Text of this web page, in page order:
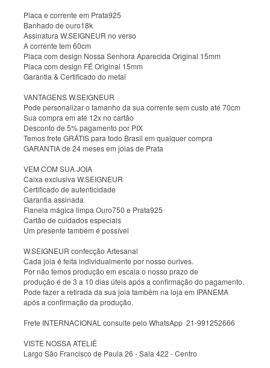
Placa e corrente em Prata925
Banhado de ouro18k
Assinatura W.SEIGNEUR no verso
A corrente tem 60cm
Placa com design Nossa Senhora Aparecida Original 15mm
Placa com design FÉ Original 15mm
Garantia & Certificado do metal
VANTAGENS W.SEIGNEUR
Pode personalizar o tamanho da sua corrente sem custo até 70cm
Sua compra em até 12x no cartão
Desconto de 5% pagamento por PIX
Temos frete GRÁTIS para todo Brasil em qualquer compra
GARANTIA de 24 meses em joias de Prata
VEM COM SUA JOIA
Caixa exclusiva W.SEIGNEUR
Certificado de autenticidade
Garantia assinada
Flanela mágica limpa Ouro750 e Prata925
Cartão de cuidados especiais
Um presente também é possível
W.SEIGNEUR confecção Artesanal
Cada joia é feita individualmente por nosso ourives.
Por não temos produção em escala o nosso prazo de
produção é de 3 a 10 dias úteis após a confirmação do pagamento.
Pode fazer a retirada da sua joia também na loja em IPANEMA
após a confirmação da produção.
Frete INTERNACIONAL consulte pelo WhatsApp 21-991252666
VISTE NOSSA ATELIÊ
Largo São Francisco de Paula 26 - Sala 422 - Centro